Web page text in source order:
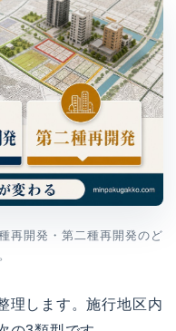
再開発・第二種再開発のど
理します。施行地区内